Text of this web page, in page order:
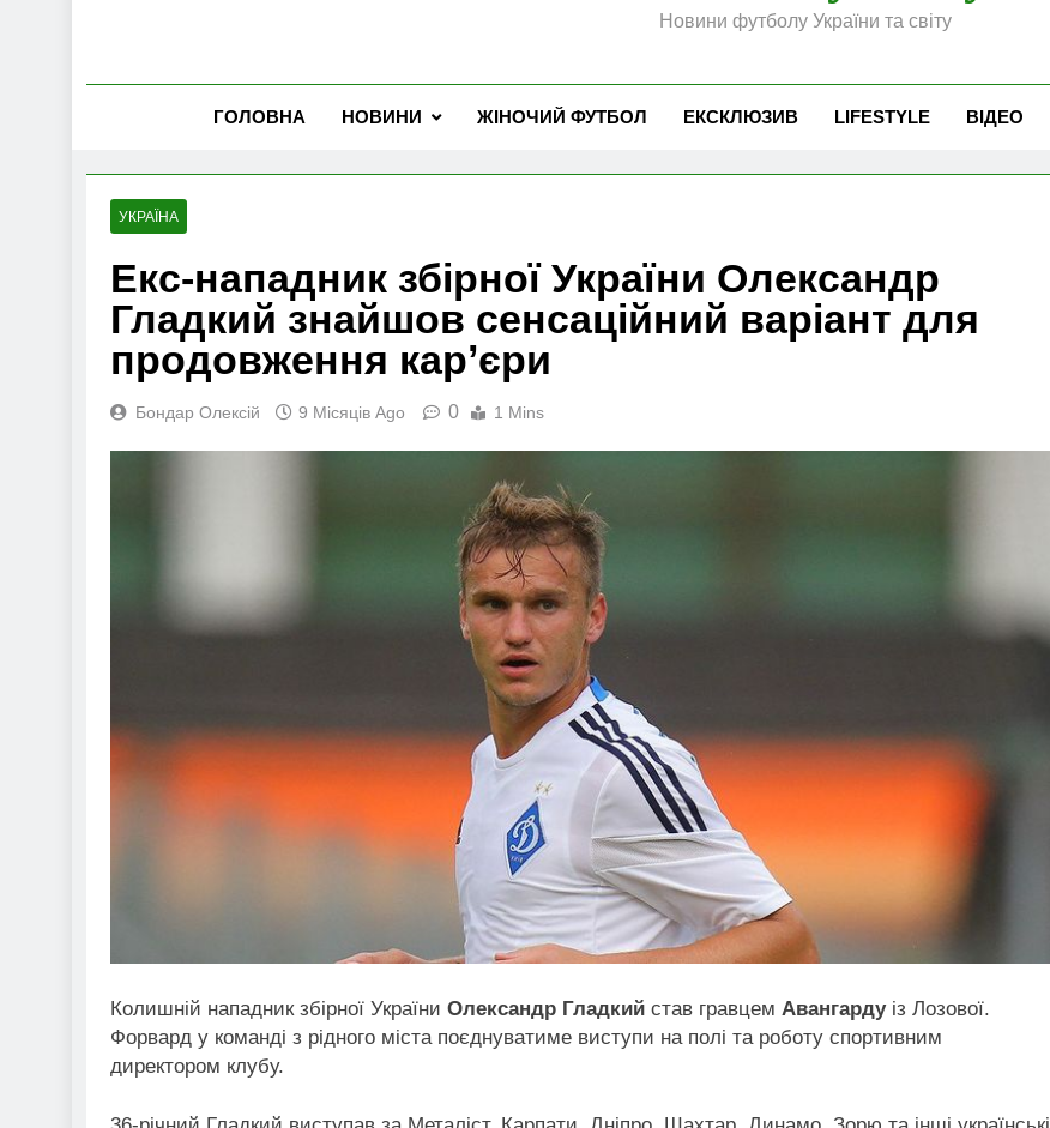
Новини футболу України та світу
ГОЛОВНА НОВИНИ ЖІНОЧИЙ ФУТБОЛ ЕКСКЛЮЗИВ LIFESTYLE ВІДЕО
УКРАЇНА
Екс-нападник збірної України Олександр
Гладкий знайшов сенсаційний варіант для
продовження карʼєри
Бондар Олексій 9 Місяців Ago 0 1 Mins
Колишній нападник збірної України Олександр Гладкий став гравцем Авангардуіз Лозової.
Форвард у команді з рідного міста поєднуватиме виступи на полі та роботу спортивним
директором клубу.